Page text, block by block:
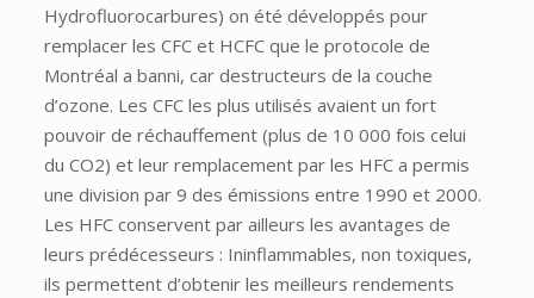
Hydrofluorocarbures) on été développés pour
remplacer les CFC et HCFC que le protocole de
Montréal a banni, car destructeurs de la couche
d’ozone. Les CFC les plus utilisés avaient un fort
pouvoir de réchauffement (plus de 10 000 fois celui
du CO2) et leur remplacement par les HFC a permis
une division par 9 des émissions entre 1990 et 2000.
Les HFC conservent par ailleurs les avantages de
leurs prédécesseurs : Ininflammables, non toxiques,
ils permettent d’obtenir les meilleurs rendements